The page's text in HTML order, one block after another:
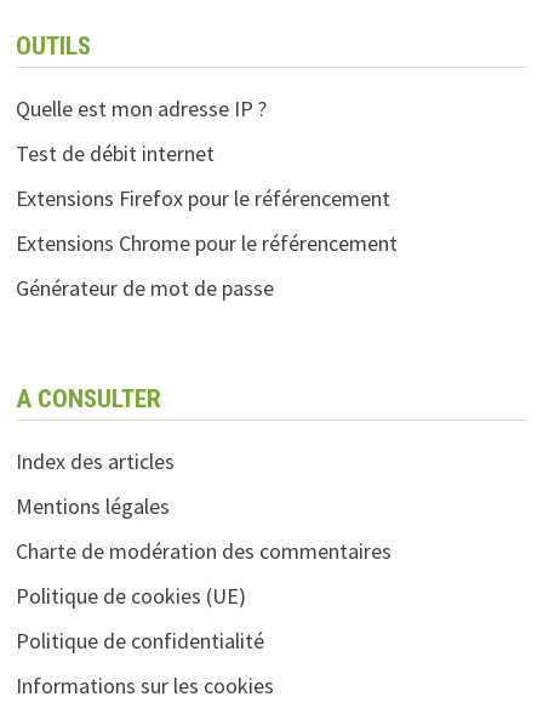
OUTILS
Quelle est mon adresse IP ?
Test de débit internet
Extensions Firefox pour le référencement
Extensions Chrome pour le référencement
Générateur de mot de passe
A CONSULTER
Index des articles
Mentions légales
Charte de modération des commentaires
Politique de cookies (UE)
Politique de confidentialité
Informations sur les cookies